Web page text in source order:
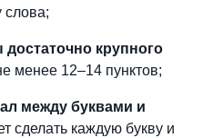
слова;
крупного
менее 12–14 пунктов;
между буквами и
сделать каждую букву и